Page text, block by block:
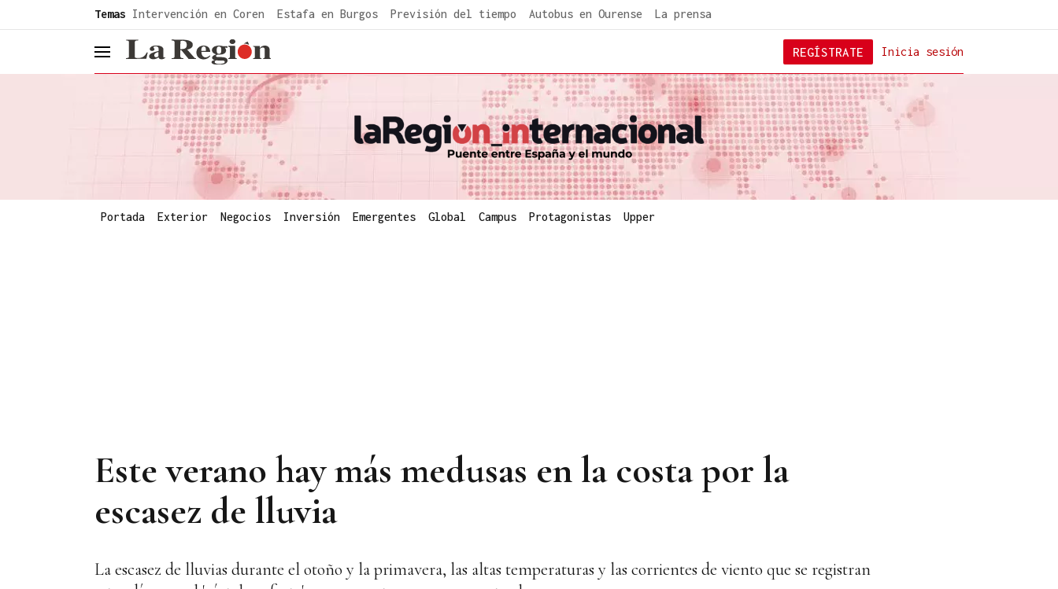
Temas Intervención en Coren Estafa en Burgos Previsión del tiempo Autobus en Ourense La prensa
header.menu.open Inicia sesión
REGÍSTRATE
Portada Exterior Negocios Inversión Emergentes Global Campus Protagonistas Upper
Este verano hay más medusas en la costa por la
escasez de lluvia
La escasez de lluvias durante el otoño y la primavera, las altas temperaturas y las corrientes de viento que se registran